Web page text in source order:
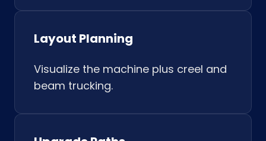
Layout Planning
Visualize the machine plus creel and
beam trucking.